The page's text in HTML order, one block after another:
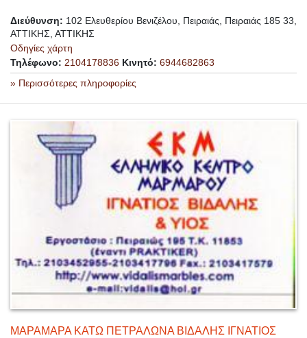
Διεύθυνση: 102 Ελευθερίου Βενιζέλου, Πειραιάς, Πειραιάς 185 33,
ΑΤΤΙΚΗΣ, ΑΤΤΙΚΗΣ
Οδηγίες χάρτη
Τηλέφωνο: 2104178836 Κινητό: 6944682863
» Περισσότερες πληροφορίες
ΜΑΡΑΜΑΡΑ ΚΑΤΩ ΠΕΤΡΑΛΩΝΑ ΒΙΔΑΛΗΣ ΙΓΝΑΤΙΟΣ